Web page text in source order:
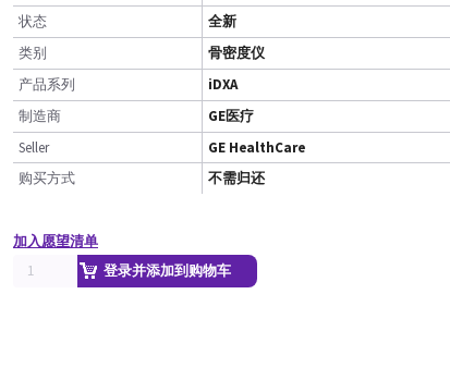
状态
全新
类别
骨密度仪
产品系列
iDXA
制造商
GE医疗
Seller
GE HealthCare
购买方式
不需归还
加入愿望清单
登录并添加到购物车